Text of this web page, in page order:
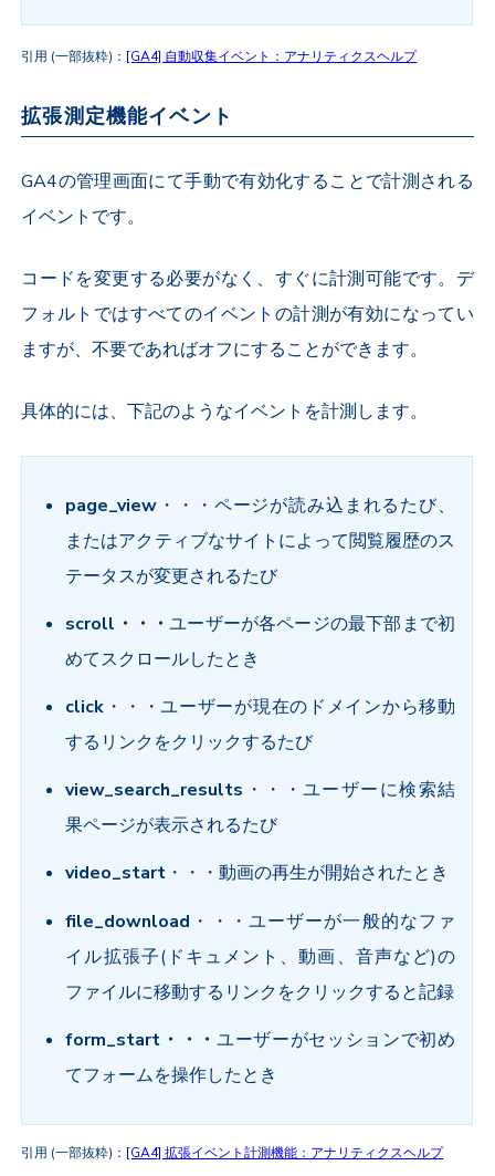
引用 (一部抜粋)： [GA4] 自動収集イベント：アナリティクスヘルプ
拡張測定機能イベント
GA4の管理画面にて手動で有効化することで計測される
イベントです。
コードを変更する必要がなく、すぐに計測可能です。デ
フォルトではすべてのイベントの計測が有効になってい
ますが、不要であればオフにすることができます。
具体的には、下記のようなイベントを計測します。
page_view ・・・ページが読み込まれるたび、
またはアクティブなサイトによって閲覧履歴のス
テータスが変更されるたび
scroll・・・ユーザーが各ページの最下部まで初
めてスクロールしたとき
click ・・・ユーザーが現在のドメインから移動
するリンクをクリックするたび
view_search_results ・・・ユーザーに検索結
果ページが表示されるたび
video_start ・・・動画の再生が開始されたとき
file_download ・・・ユーザーが一般的なファ
イル拡張子(ドキュメント、動画、音声など)の
ファイルに移動するリンクをクリックすると記録
form_start・・・ユーザーがセッションで初め
てフォームを操作したとき
引用 (一部抜粋)： [GA4] 拡張イベント計測機能：アナリティクスヘルプ